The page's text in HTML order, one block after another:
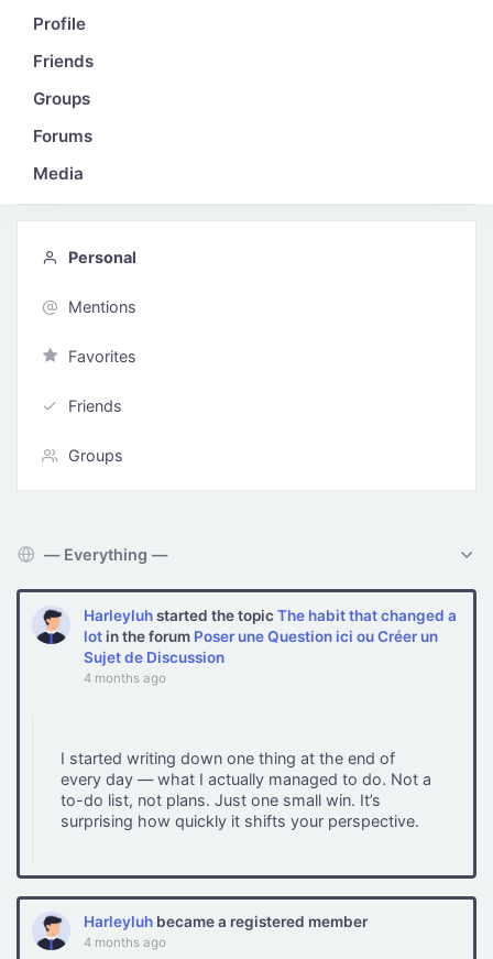
Profile
Friends
Groups
Forums
Media
Personal
Mentions
Favorites
Friends
Groups
Show:
Harleyluhstarted the topicThe habit that changed a
lotin the forum Poser une Question ici ou Créer un
Sujet de Discussion
4 months ago
I started writing down one thing at the end of
every day — what I actually managed to do. Not a
to-do list, not plans. Just one small win. It’s
surprising how quickly it shifts your perspective.
Harleyluh became a registered member
4 months ago